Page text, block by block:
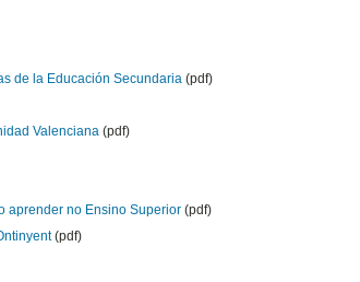
de la Educación Secundaria (pdf)
Valenciana (pdf)
aprender no Ensino Superior (pdf)
(pdf)